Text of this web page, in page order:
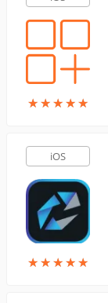
★★★★★
★★★★★
iOS
★★★★★
★★★★★